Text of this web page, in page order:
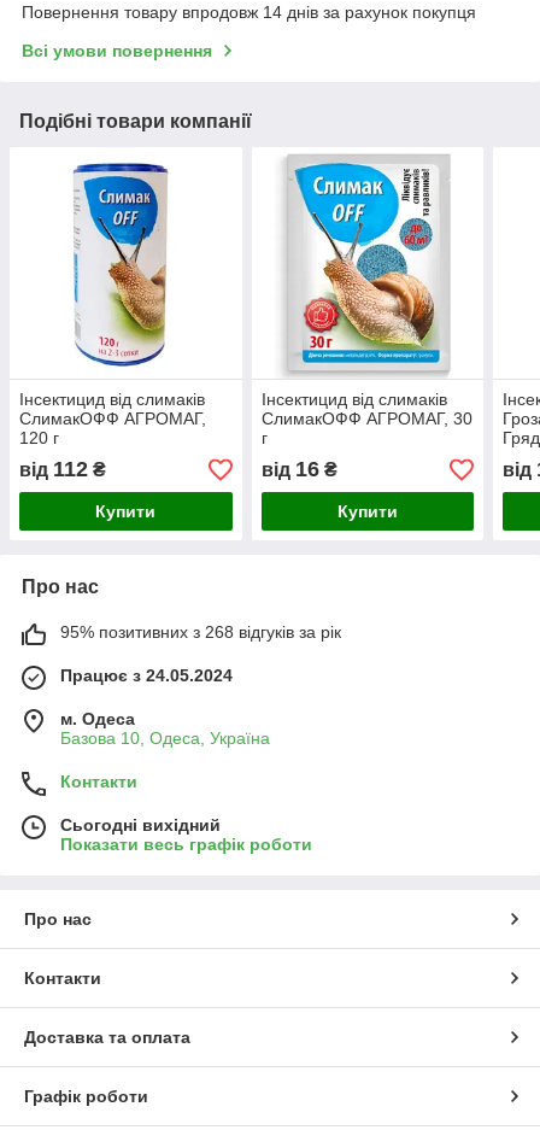
Повернення товару впродовж 14 днів за рахунок покупця
Всі умови повернення
Подібні товари компанії
Інсектицид від слимаків
СлимакОФФ АГРОМАГ,
120 г
від 112 ₴
Купити
Інсектицид від слимаків
СлимакОФФ АГРОМАГ, 30
г
від 16₴
Купити
від
Про нас
95% позитивних з 268 відгуків за рік
Працює з 24.05.2024
м. Одеса
Базова 10, Одеса, Україна
Контакти
Сьогодні вихідний
Показати весь графік роботи
Про нас
Контакти
Доставка та оплата
Графік роботи